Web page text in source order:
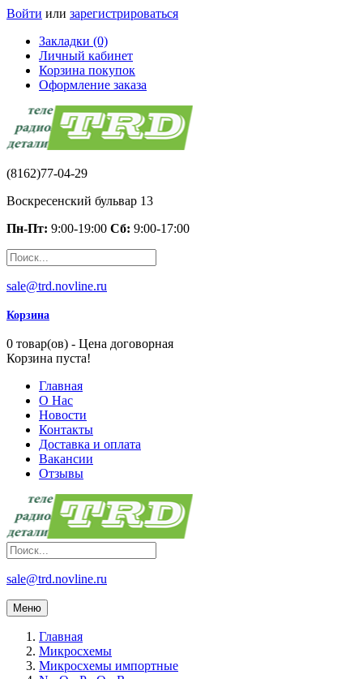
Войти или зарегистрироваться
Закладки (0)
Личный кабинет
Корзина покупок
Оформление заказа
(8162)77-04-29
Воскресенский бульвар 13
Пн-Пт: 9:00-19:00 Сб: 9:00-17:00
sale@trd.novline.ru
Корзина
0 товар(ов) - Цена договорная
Корзина пуста!
Главная
О Нас
Новости
Контакты
Доставка и оплата
Вакансии
Отзывы
sale@trd.novline.ru
Меню
Главная
Микросхемы
Микросхемы импортные